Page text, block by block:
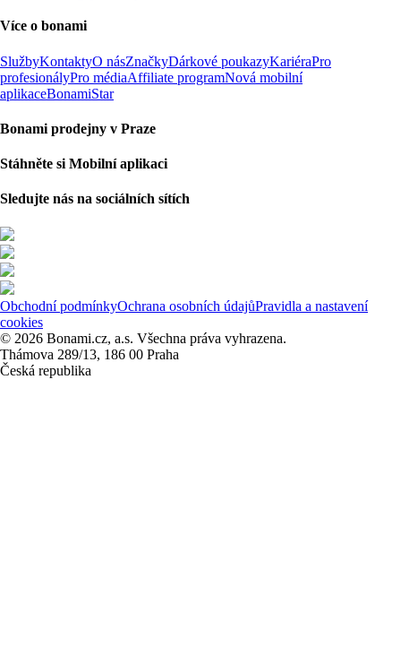
Více o bonami
SlužbyKontaktyO násZnačkyDárkové poukazyKariéraPro
profesionályPro médiaAffiliate programNová mobilní
aplikaceBonamiStar
Bonami prodejny v Praze
Stáhněte si Mobilní aplikaci
Sledujte nás na sociálních sítích
Obchodní podmínkyOchrana osobních údajůPravidla a nastavení
cookies
© 2026 Bonami.cz, a.s. Všechna práva vyhrazena.
Thámova 289/13, 186 00 Praha
Česká republika